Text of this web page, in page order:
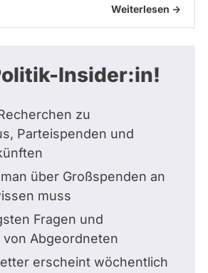
Weiterlesen ->
Insider:in!
zu
Parteispenden und
über Großspenden an
muss
Fragen und
Abgeordneten
erscheint wöchentlich